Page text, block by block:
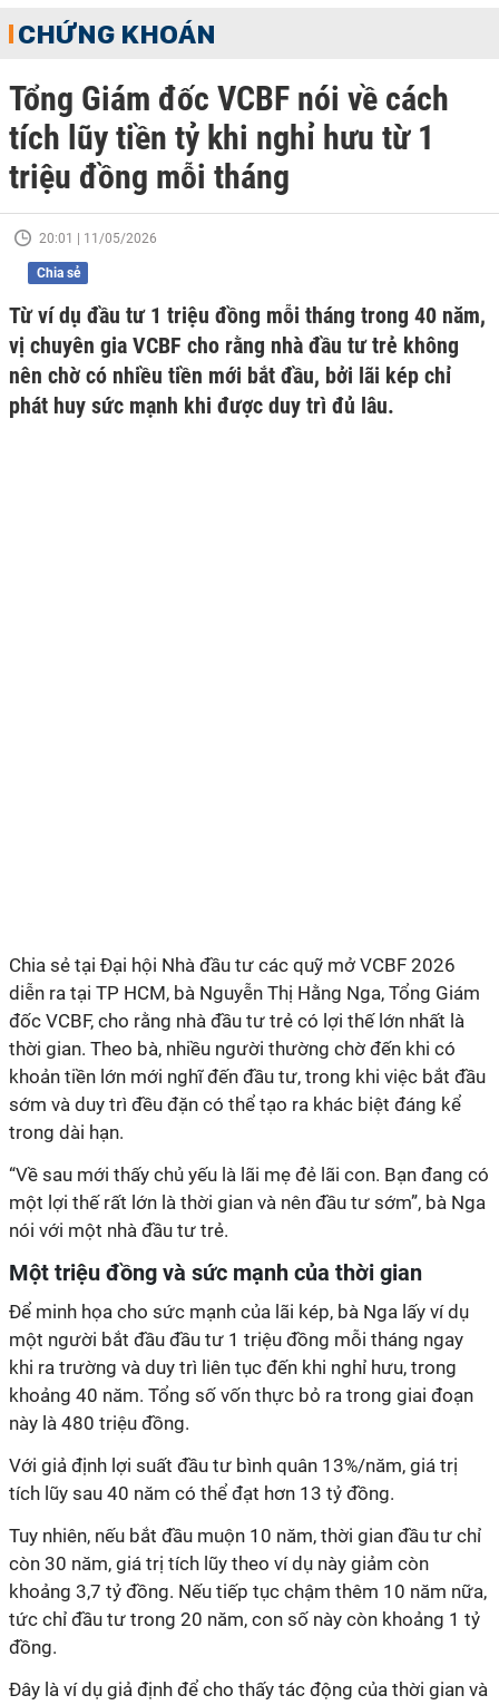
CHỨNG KHOÁN
Tổng Giám đốc VCBF nói về cách
tích lũy tiền tỷ khi nghỉ hưu từ 1
triệu đồng mỗi tháng
20:01 | 11/05/2026
Chia sẻ
Từ ví dụ đầu tư 1 triệu đồng mỗi tháng trong 40 năm,
vị chuyên gia VCBF cho rằng nhà đầu tư trẻ không
nên chờ có nhiều tiền mới bắt đầu, bởi lãi kép chỉ
phát huy sức mạnh khi được duy trì đủ lâu.
Chia sẻ tại Đại hội Nhà đầu tư các quỹ mở VCBF 2026
diễn ra tại TP HCM, bà Nguyễn Thị Hằng Nga, Tổng Giám
đốc VCBF, cho rằng nhà đầu tư trẻ có lợi thế lớn nhất là
thời gian. Theo bà, nhiều người thường chờ đến khi có
khoản tiền lớn mới nghĩ đến đầu tư, trong khi việc bắt đầu
sớm và duy trì đều đặn có thể tạo ra khác biệt đáng kể
trong dài hạn.
“Về sau mới thấy chủ yếu là lãi mẹ đẻ lãi con. Bạn đang có
một lợi thế rất lớn là thời gian và nên đầu tư sớm”, bà Nga
nói với một nhà đầu tư trẻ.
Một triệu đồng và sức mạnh của thời gian
Để minh họa cho sức mạnh của lãi kép, bà Nga lấy ví dụ
một người bắt đầu đầu tư 1 triệu đồng mỗi tháng ngay
khi ra trường và duy trì liên tục đến khi nghỉ hưu, trong
khoảng 40 năm. Tổng số vốn thực bỏ ra trong giai đoạn
này là 480 triệu đồng.
Với giả định lợi suất đầu tư bình quân 13%/năm, giá trị
tích lũy sau 40 năm có thể đạt hơn 13 tỷ đồng.
Tuy nhiên, nếu bắt đầu muộn 10 năm, thời gian đầu tư chỉ
còn 30 năm, giá trị tích lũy theo ví dụ này giảm còn
khoảng 3,7 tỷ đồng. Nếu tiếp tục chậm thêm 10 năm nữa,
tức chỉ đầu tư trong 20 năm, con số này còn khoảng 1 tỷ
đồng.
Đây là ví dụ giả định để cho thấy tác động của thời gian và